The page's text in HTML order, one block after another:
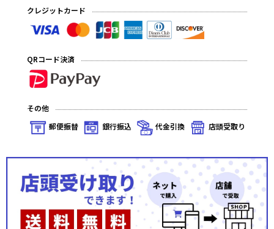
クレジットカード
QRコード決済
その他
郵便振替
銀行振込 代金引換 店頭受取り